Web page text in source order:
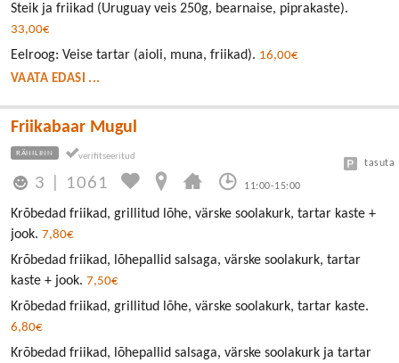
Steik ja friikad (Uruguay veis 250g, bearnaise, piprakaste).
33,00€
Eelroog: Veise tartar (aioli, muna, friikad). 16,00€
VAATA EDASI ...
Friikabaar Mugul
RÄNILINN
3 1061 11:00-15:00
tasuta
Krõbedad friikad, grillitud lõhe, värske soolakurk, tartar kaste +
jook. 7,80€
Krõbedad friikad, lõhepallid salsaga, värske soolakurk, tartar
kaste + jook. 7,50€
Krõbedad friikad, grillitud lõhe, värske soolakurk, tartar kaste.
6,80€
Krõbedad friikad, lõhepallid salsaga, värske soolakurk ja tartar